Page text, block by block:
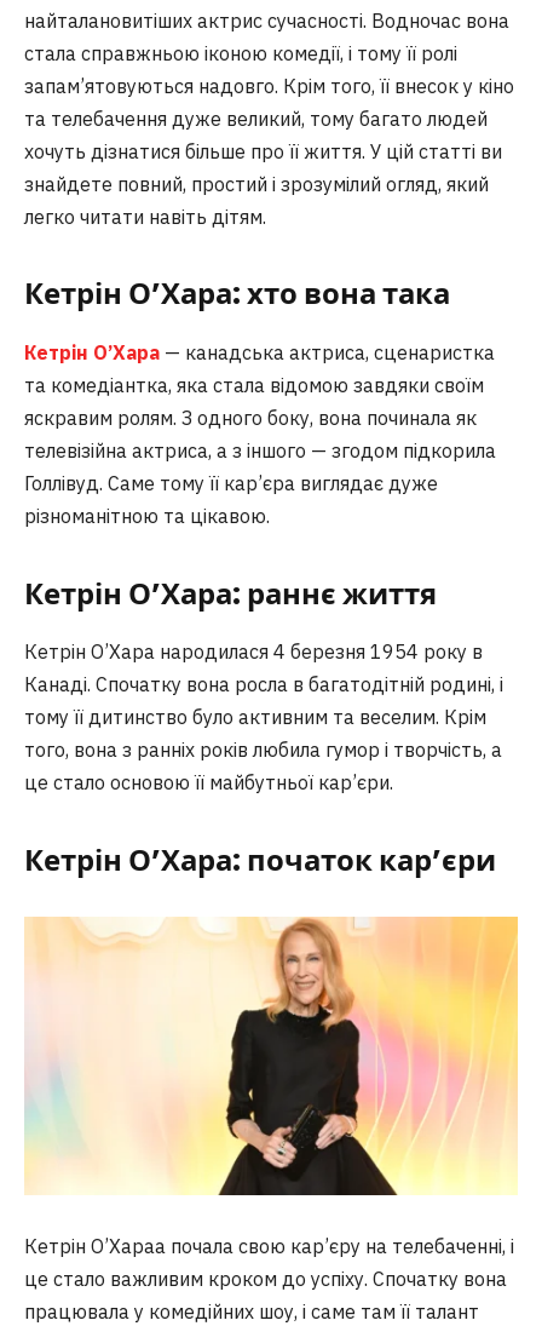
найталановитіших актрис сучасності. Водночас вона
стала справжньою іконою комедії, і тому її ролі
запам’ятовуються надовго. Крім того, її внесок у кіно
та телебачення дуже великий, тому багато людей
хочуть дізнатися більше про її життя. У цій статті ви
знайдете повний, простий і зрозумілий огляд, який
легко читати навіть дітям.
Кетрін О’Хара: хто вона така
Кетрін О’Хара — канадська актриса, сценаристка
та комедіантка, яка стала відомою завдяки своїм
яскравим ролям. З одного боку, вона починала як
телевізійна актриса, а з іншого — згодом підкорила
Голлівуд. Саме тому її кар’єра виглядає дуже
різноманітною та цікавою.
Кетрін О’Хара: раннє життя
Кетрін О’Хара народилася 4 березня 1954 року в
Канаді. Спочатку вона росла в багатодітній родині, і
тому її дитинство було активним та веселим. Крім
того, вона з ранніх років любила гумор і творчість, а
це стало основою її майбутньої кар’єри.
Кетрін О’Хара: початок кар’єри
Кетрін О’Хараа почала свою кар’єру на телебаченні, і
це стало важливим кроком до успіху. Спочатку вона
працювала у комедійних шоу, і саме там її талант